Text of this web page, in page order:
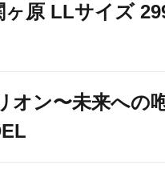
ヶ原 LLサイズ
オン〜未来への